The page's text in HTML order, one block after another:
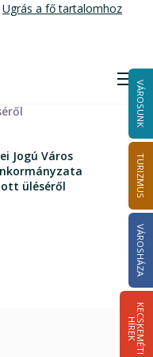
Ugrás a fő tartalomhoz
VÁROSUNK
TURIZMUS
VÁROSHÁZA
K
E
C
S
K
E
M
É
T
I
HÍ
R
E
K
Jogú Város Horvát
2016.
Jogú Város
üléséről